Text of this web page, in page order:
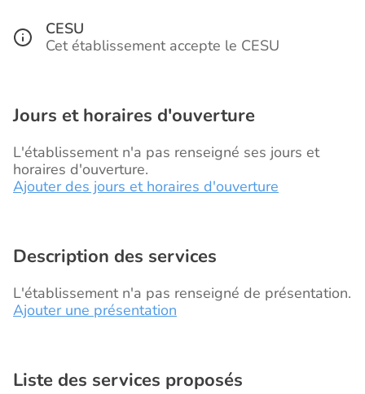
CESU
Cet établissement accepte le CESU
Jours et horaires d'ouverture
L'établissement n'a pas renseigné ses jours et
horaires d'ouverture.
Ajouter des jours et horaires d'ouverture
Description des services
L'établissement n'a pas renseigné de présentation.
Ajouter une présentation
Liste des services proposés